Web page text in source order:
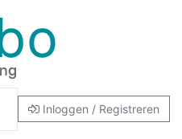
Inloggen / Registreren